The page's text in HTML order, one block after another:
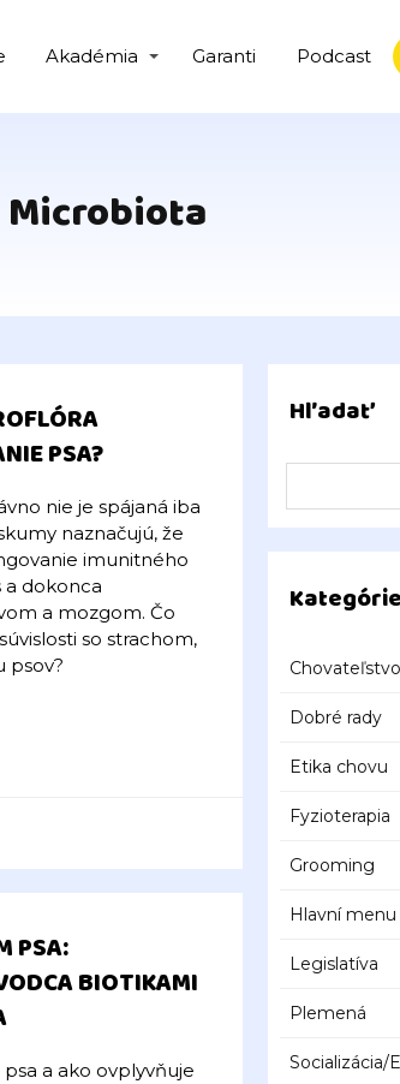
Akadémia Garanti Podcast
Microbiota
PSA?
nie je spájaná iba
naznačujú, že
imunitného
dokonca
a mozgom. Čo
so strachom,
psov?
PSA:
BIOTIKAMI
a ako ovplyvňuje
Hľadať
Chovateľstvo
Dobré rady
Etika chovu
Fyzioterapia
Grooming
Hlavní menu
Legislatíva
Plemená
Socializácia/